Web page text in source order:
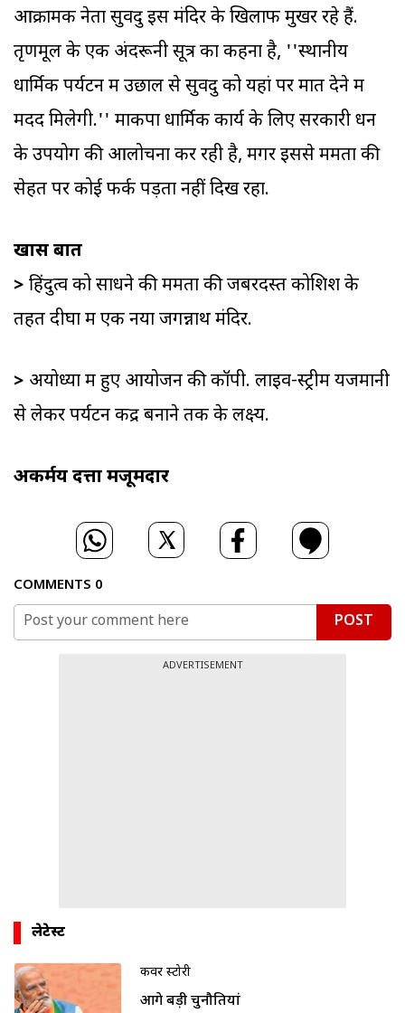
आक्रामक नेता सुवेंदु इस मंदिर के खिलाफ मुखर रहे हैं.
तृणमूल के एक अंदरूनी सूत्र का कहना है, ''स्थानीय
धार्मिक पर्यटन में उछाल से सुवेंदु को यहां पर मात देने में
मदद मिलेगी.'' माकपा धार्मिक कार्य के लिए सरकारी धन
के उपयोग की आलोचना कर रही है, मगर इससे ममता की
सेहत पर कोई फर्क पड़ता नहीं दिख रहा.
खास बातें
> हिंदुत्व को साधने की ममता की जबरदस्त कोशिश के
तहत दीघा में एक नया जगन्नाथ मंदिर.
> अयोध्या में हुए आयोजन की कॉपी. लाइव-स्ट्रीम यजमानी
से लेकर पर्यटन केंद्र बनाने तक के लक्ष्य.
अकर्मय दत्ता मजूमदार
COMMENTS 0
POST
ADVERTISEMENT
लेटेस्ट
कवर स्टोरी
आगे बड़ी चुनौतियां